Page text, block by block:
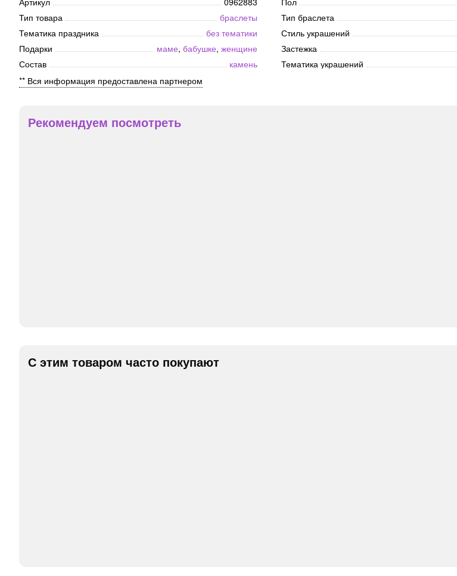
Тип товара
браслеты
Тематика праздника
без тематики
Подарки
маме, бабушке, женщине
Состав
камень
Тип браслета
Стиль украшений
Застежка
Тематика украшений
** Вся информация предоставлена партнером
Рекомендуем посмотреть
С этим товаром часто покупают